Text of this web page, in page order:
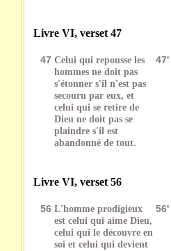
Livre VI, verset 47
47 Celui qui repousse les
hommes ne doit pas
s'étonner s'il n'est pas
secouru par eux, et
celui qui se retire de
Dieu ne doit pas se
plaindre s'il est
abandonné de tout.
47'
Livre VI, verset 56
56 L'homme prodigieux
est celui qui aime Dieu,
celui qui le découvre en
soi et celui qui devient
56'